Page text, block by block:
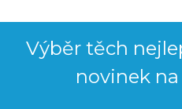
Výběr těch
novinek